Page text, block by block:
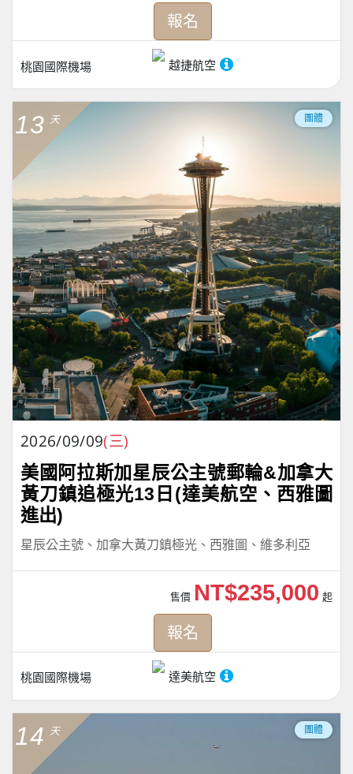
桃園國際機場 越捷航空
報名
13 天 團體
2026/09/09(三)
美國阿拉斯加星辰公主號郵輪&加拿大
黃刀鎮追極光13日(達美航空、西雅圖
進出)
星辰公主號、加拿大黃刀鎮極光、西雅圖、維多利亞
桃園國際機場 達美航空
售價 NT$235,000 起
報名
14 天 團體